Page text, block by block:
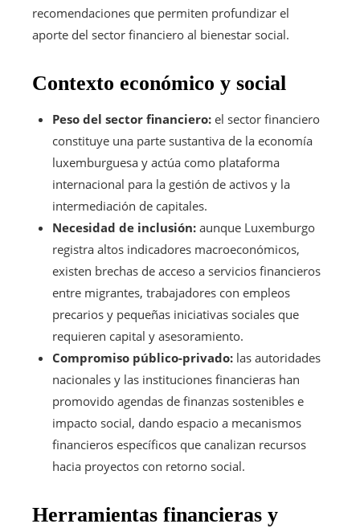
recomendaciones que permiten profundizar el
aporte del sector financiero al bienestar social.
Contexto económico y social
Peso del sector financiero: el sector financiero
constituye una parte sustantiva de la economía
luxemburguesa y actúa como plataforma
internacional para la gestión de activos y la
intermediación de capitales.
Necesidad de inclusión: aunque Luxemburgo
registra altos indicadores macroeconómicos,
existen brechas de acceso a servicios financieros
entre migrantes, trabajadores con empleos
precarios y pequeñas iniciativas sociales que
requieren capital y asesoramiento.
Compromiso público-privado: las autoridades
nacionales y las instituciones financieras han
promovido agendas de finanzas sostenibles e
impacto social, dando espacio a mecanismos
financieros específicos que canalizan recursos
hacia proyectos con retorno social.
Herramientas financieras y